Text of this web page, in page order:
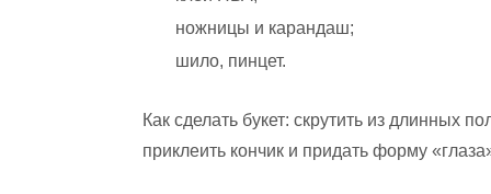
ножницы и карандаш;
шило, пинцет.
Как сделать букет: скрутить из длинных
приклеить кончик и придать форму